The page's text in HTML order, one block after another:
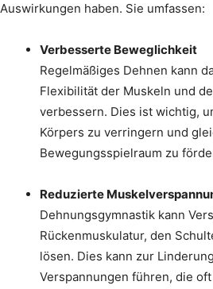
Auswirkungen haben. Sie umfassen:
Verbesserte Beweglichkeit
Regelmäßiges Dehnen kann
Flexibilität der Muskeln und
verbessern. Dies ist wichtig,
Körpers zu verringern und
Bewegungsspielraum zu
Reduzierte
Dehnungsgymnastik kann
Rückenmuskulatur, den
lösen. Dies kann zur
Verspannungen führen, die